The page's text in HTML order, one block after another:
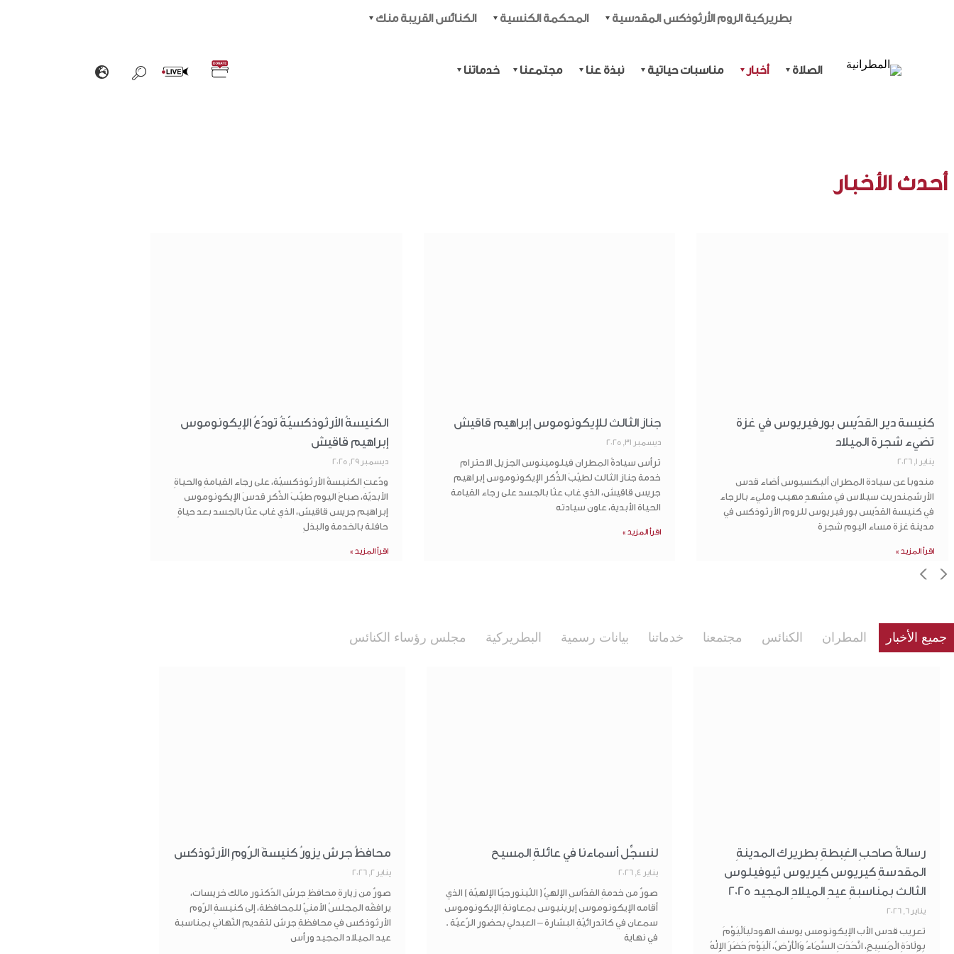
بطريركية الروم الأرثوذكس المقدسية المحكمة الكنسية الكنائس القريبة منك
الصلاة أخبار مناسبات حياتية نبذة عنا مجتمعنا خدماتنا
أحدث الأخبار
كنيسة دير القدّيس بورفيريوس في غزة
تضيء شجرة الميلاد
يناير 1, 2026
مندوباً عن سيادة المطران أليكسيوس أضاء قدس
الأرشمندريت سيلاس في مشهدٍ مهيب ومليء بالرجاء
في كنيسة القدّيس بورفيريوس للروم الأرثوذكس في
مدينة غزة مساء اليوم شجرة
اقرأ المزيد »
جناز الثالث للإيكونوموس إبراهيم قاقيش
ديسمبر 31, 2025
ترأس سيادةُ المطران فيلومينوس الجزيل الاحترام
خدمة جناز الثالث لطيّبَ الذِّكرِ الإيكونوموس إبراهيم
جريس قاقيش، الذي غاب عنّا بالجسد على رجاء القيامة
الحياة الأبدية، عاون سيادته
اقرأ المزيد »
الكنيسةُ الأرثوذكسيّةُ تودّعُ الإيكونوموس
إبراهيم قاقيش
ديسمبر 29, 2025
ودّعتِ الكنيسةُ الأرثوذكسيّة، على رجاء القيامةِ والحياةِ
الأبديّة، صباحَ اليوم طيّبَ الذِّكرِ قدسَ الإيكونوموس
إبراهيم جريس قاقيش، الذي غاب عنّا بالجسد بعد حياةٍ
حافلة بالخدمة والبذلِ
اقرأ المزيد »
<
>
جميع الأخبار المطران الكنائس مجتمعنا خدماتنا بيانات رسمية البطريركية مجلس رؤساء الكنائس
رسالةُ صاحبِ الغِبطةِ بطريرك المدينةِ
المقدسةِ كيريوس كيريوس ثيوفيلوس
الثالث بمناسبةِ عيدِ الميلادِ المجيد 2025
يناير 6, 2026
تعريب قدس الأب الإيكونومس يوسف الهودلياَلْيَوْمَ
بِوِلَادَةِ الْمَسِيحِ، اتَّحَدَتِ السَّمَاءُ وَالْأَرْضُ، اَلْيَوْمَ حَضَرَ الإِلٰهُ
لنسجِّل أسماءنا في عائلةِ المسيح
يناير 4, 2026
صورٌ من خدمةِ القدّاسِ الإلهيّ ( اللّيتورجيّا الإلهيّة ) الذي
أقامه الإيكونوموس إيرينيوس بمعاونةِ الإيكونوموس
سمعان في كاتدرائيّةِ البشارة – العبدلي بحضورِ الرّعيّة .
في نهاية
محافظُ جرش يزورُ كنيسةَ الرّومِ الأرثوذكس
يناير 2, 2026
صورٌ من زيارةِ محافظِ جرش الدّكتور مالك خريسات،
يرافقُه المجلسُ الأمنيّ للمحافظة، إلى كنيسةِ الرّوم
الأرثوذكس في محافظةِ جرش لتقديم التّهاني بمناسبة
عيد الميلاد المجيد ورأس
خدم كناسية
المكتبة
المدارس
بيت العائلة
5921146 6 962+
info@orthodoxjordan.org
عبدون الشمالي 170 شارع رمانة ,
عمان